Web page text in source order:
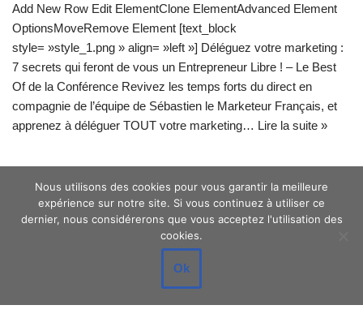
Add New Row Edit ElementClone ElementAdvanced Element
OptionsMoveRemove Element [text_block
style= »style_1.png » align= »left »] Déléguez votre marketing :
7 secrets qui feront de vous un Entrepreneur Libre ! – Le Best
Of de la Conférence Revivez les temps forts du direct en
compagnie de l’équipe de Sébastien le Marketeur Français, et
apprenez à déléguer TOUT votre marketing… Lire la suite »
2 Suivant »
Nous utilisons des cookies pour vous garantir la meilleure
expérience sur notre site. Si vous continuez à utiliser ce
dernier, nous considérerons que vous acceptez l'utilisation des
cookies.
Ok